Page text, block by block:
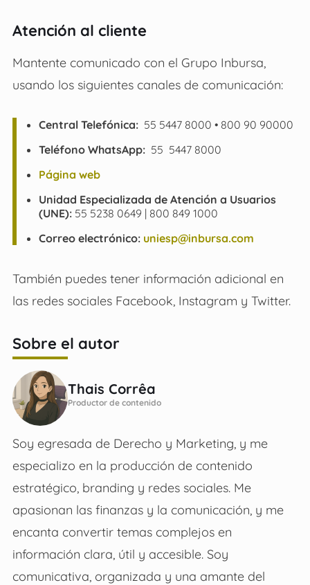
Atención al cliente
Mantente comunicado con el Grupo Inbursa,
usando los siguientes canales de comunicación:
Central Telefónica:55 5447 8000 • 800 90 90000
Teléfono WhatsApp: 55 5447 8000
Página web
Unidad Especializada de Atención a Usuarios
(UNE):55 5238 0649 | 800 849 1000
Correo electrónico: uniesp@inbursa.com
También puedes tener información adicional en
las redes sociales Facebook, Instagram y Twitter.
Sobre el autor
Thais Corrêa
Productor de contenido
Soy egresada de Derecho y Marketing, y me
especializo en la producción de contenido
estratégico, branding y redes sociales. Me
apasionan las finanzas y la comunicación, y me
encanta convertir temas complejos en
información clara, útil y accesible. Soy
comunicativa, organizada y una amante del